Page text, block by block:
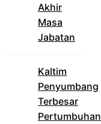
Akhir
Masa
Jabatan
Kaltim
Penyumbang
Terbesar
Pertumbuhan